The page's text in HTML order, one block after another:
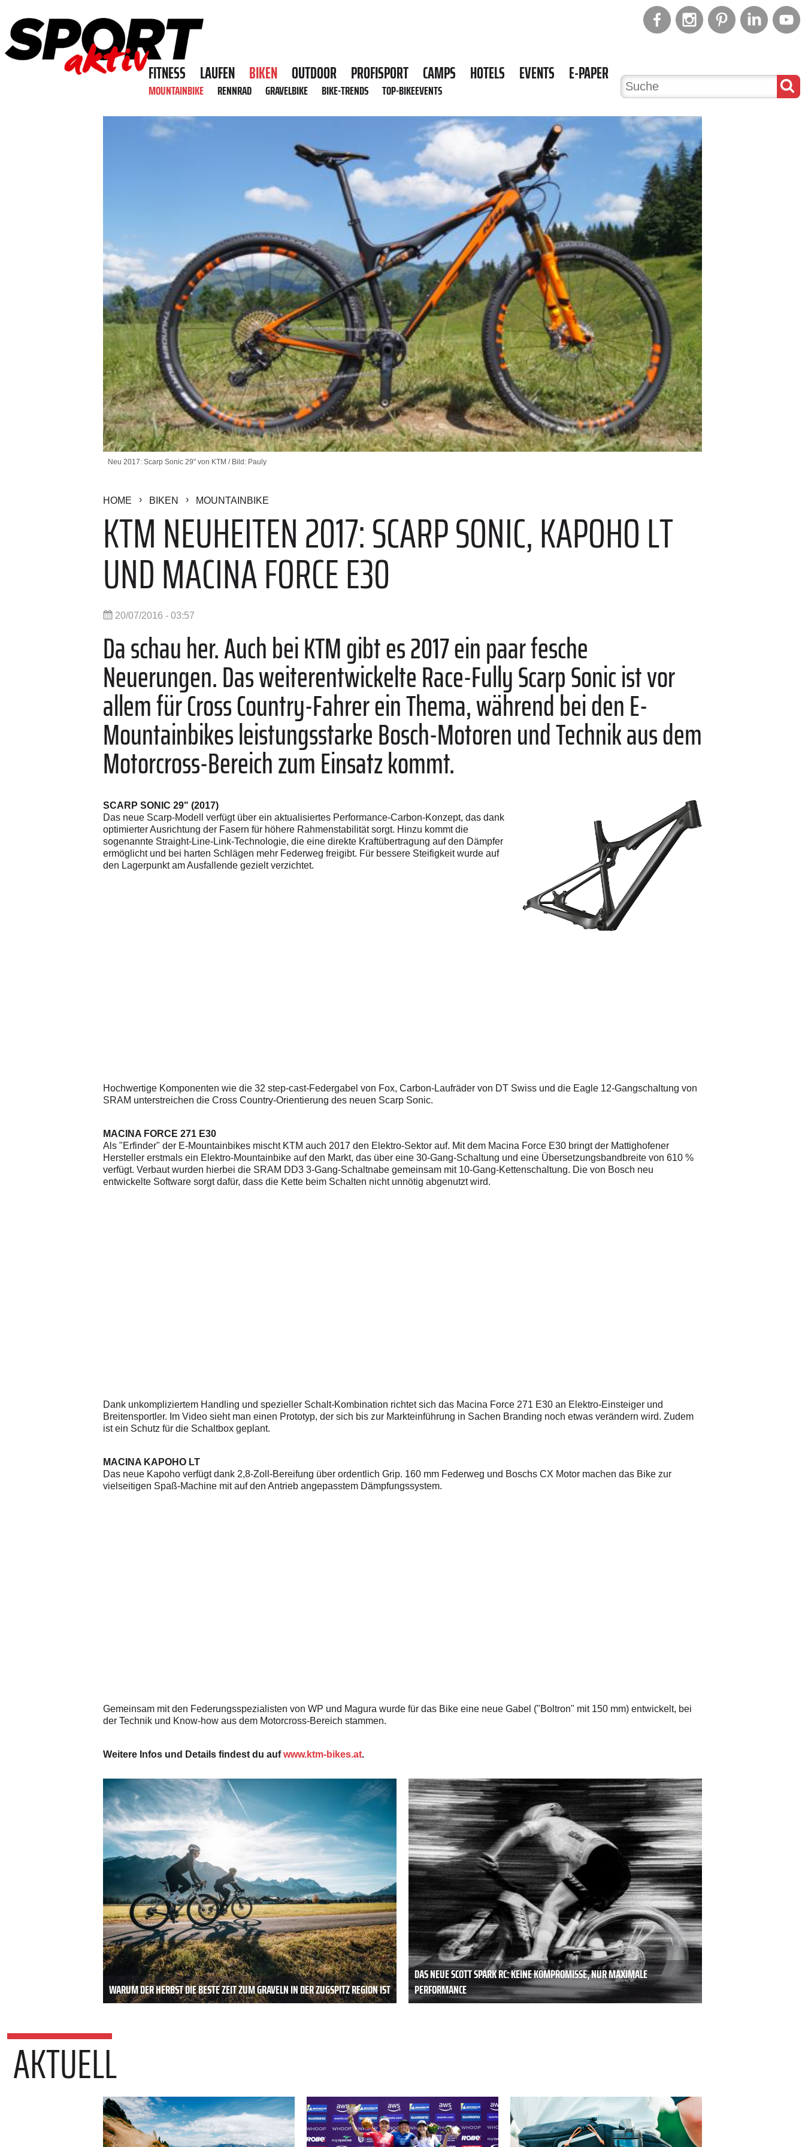
FITNESS LAUFEN BIKEN OUTDOOR PROFISPORT CAMPS HOTELS EVENTS E-PAPER
MOUNTAINBIKE RENNRAD GRAVELBIKE BIKE-TRENDS TOP-BIKEEVENTS
Neu 2017: Scarp Sonic 29" von KTM / Bild: Pauly
HOME BIKEN MOUNTAINBIKE
KTM NEUHEITEN 2017: SCARP SONIC, KAPOHO LT
UND MACINA FORCE E30
20/07/2016 - 03:57
Da schau her. Auch bei KTM gibt es 2017 ein paar fesche
Neuerungen. Das weiterentwickelte Race-Fully Scarp Sonic ist vor
allem für Cross Country-Fahrer ein Thema, während bei den E-
Mountainbikes leistungsstarke Bosch-Motoren und Technik aus dem
Motorcross-Bereich zum Einsatz kommt.
SCARP SONIC 29" (2017)
Das neue Scarp-Modell verfügt über ein aktualisiertes Performance-Carbon-Konzept, das dank
optimierter Ausrichtung der Fasern für höhere Rahmenstabilität sorgt. Hinzu kommt die
sogenannte Straight-Line-Link-Technologie, die eine direkte Kraftübertragung auf den Dämpfer
ermöglicht und bei harten Schlägen mehr Federweg freigibt. Für bessere Steifigkeit wurde auf
den Lagerpunkt am Ausfallende gezielt verzichtet.
Hochwertige Komponenten wie die 32 step-cast-Federgabel von Fox, Carbon-Laufräder von DT Swiss und die Eagle 12-Gangschaltung von
SRAM unterstreichen die Cross Country-Orientierung des neuen Scarp Sonic.
MACINA FORCE 271 E30
Als "Erfinder" der E-Mountainbikes mischt KTM auch 2017 den Elektro-Sektor auf. Mit dem Macina Force E30 bringt der Mattighofener
Hersteller erstmals ein Elektro-Mountainbike auf den Markt, das über eine 30-Gang-Schaltung und eine Übersetzungsbandbreite von 610 %
verfügt. Verbaut wurden hierbei die SRAM DD3 3-Gang-Schaltnabe gemeinsam mit 10-Gang-Kettenschaltung. Die von Bosch neu
entwickelte Software sorgt dafür, dass die Kette beim Schalten nicht unnötig abgenutzt wird.
Dank unkompliziertem Handling und spezieller Schalt-Kombination richtet sich das Macina Force 271 E30 an Elektro-Einsteiger und
Breitensportler. Im Video sieht man einen Prototyp, der sich bis zur Markteinführung in Sachen Branding noch etwas verändern wird. Zudem
ist ein Schutz für die Schaltbox geplant.
MACINA KAPOHO LT
Das neue Kapoho verfügt dank 2,8-Zoll-Bereifung über ordentlich Grip. 160 mm Federweg und Boschs CX Motor machen das Bike zur
vielseitigen Spaß-Machine mit auf den Antrieb angepasstem Dämpfungssystem.
Gemeinsam mit den Federungsspezialisten von WP und Magura wurde für das Bike eine neue Gabel ("Boltron" mit 150 mm) entwickelt, bei
der Technik und Know-how aus dem Motorcross-Bereich stammen.
Weitere Infos und Details findest du aufwww.ktm-bikes.at.
WARUM DER HERBST DIE BESTE ZEIT ZUM GRAVELN IN DER ZUGSPITZ REGION IST
DAS NEUE SCOTT SPARK RC: KEINE KOMPROMISSE, NUR MAXIMALE
PERFORMANCE
AKTUELL